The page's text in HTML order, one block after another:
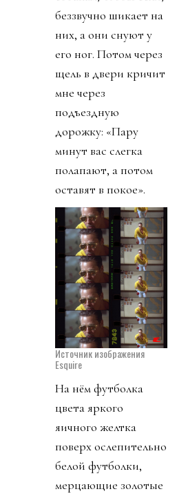
беззвучно шикает на
них, а они снуют у
его ног. Потом через
щель в двери кричит
мне через
подъездную
дорожку: «Пару
минут вас слегка
полапают, а потом
оставят в покое».
Источник изображения
Esquire
На нём футболка
цвета яркого
яичного желтка
поверх ослепительно
белой футболки,
мерцающие золотые